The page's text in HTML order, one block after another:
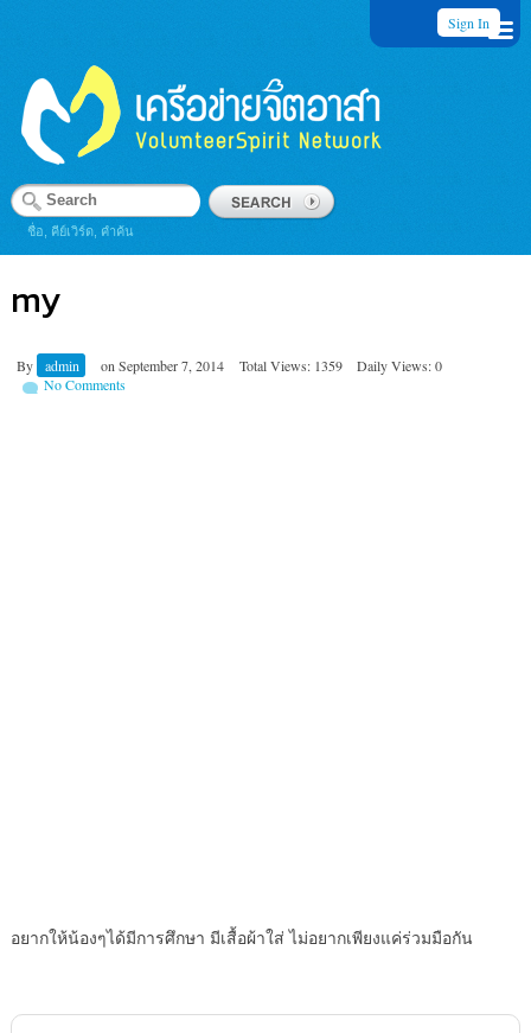
Sign In
ชื่อ, คีย์เวิร์ด, คำค้น
my
By admin on September 7, 2014 Total Views: 1359
Daily Views: 0
No Comments
อยากให้น้องๆได้มีการศึกษา มีเสื้อผ้าใส่ ไม่อยากเพียงแค่ร่วมมือกัน